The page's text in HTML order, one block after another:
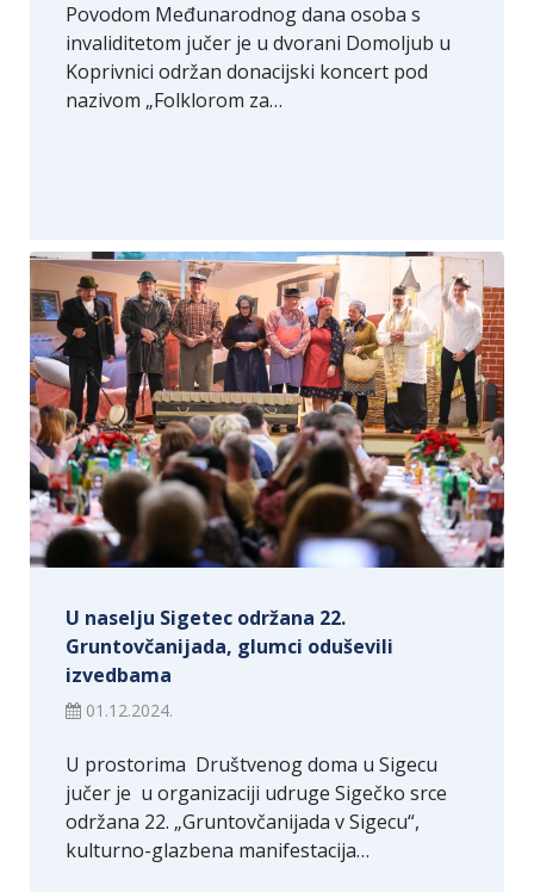
Povodom Međunarodnog dana osoba s
invaliditetom jučer je u dvorani Domoljub u
Koprivnici održan donacijski koncert pod
nazivom „Folklorom za…
U naselju Sigetec održana 22.
Gruntovčanijada, glumci oduševili
izvedbama
01.12.2024.
U prostorima Društvenog doma u Sigecu
jučer je u organizaciji udruge Sigečko srce
održana 22. „Gruntovčanijada v Sigecu“,
kulturno-glazbena manifestacija…